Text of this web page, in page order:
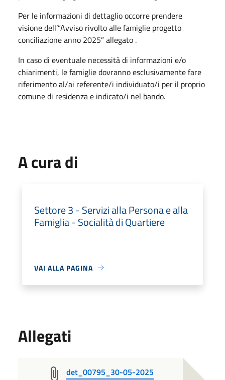
Per le informazioni di dettaglio occorre prendere
visione dell’“Avviso rivolto alle famiglie progetto
conciliazione anno 2025” allegato .
In caso di eventuale necessità di informazioni e/o
chiarimenti, le famiglie dovranno esclusivamente fare
riferimento al/ai referente/i individuato/i per il proprio
comune di residenza e indicato/i nel bando.
A cura di
Settore 3 - Servizi alla Persona e alla
Famiglia - Socialità di Quartiere
VAI ALLA PAGINA
Allegati
det_00795_30-05-2025